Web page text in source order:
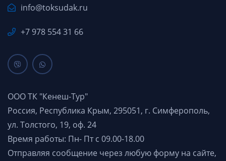
info@toksudak.ru
+7 978 554 31 66
ООО ТК "Кенеш-Тур"
Россия, Республика Крым, 295051, г. Симферополь,
ул. Толстого, 19, оф. 24
Время работы: Пн- Пт с 09.00-18.00
Отправляя сообщение через любую форму на сайте,